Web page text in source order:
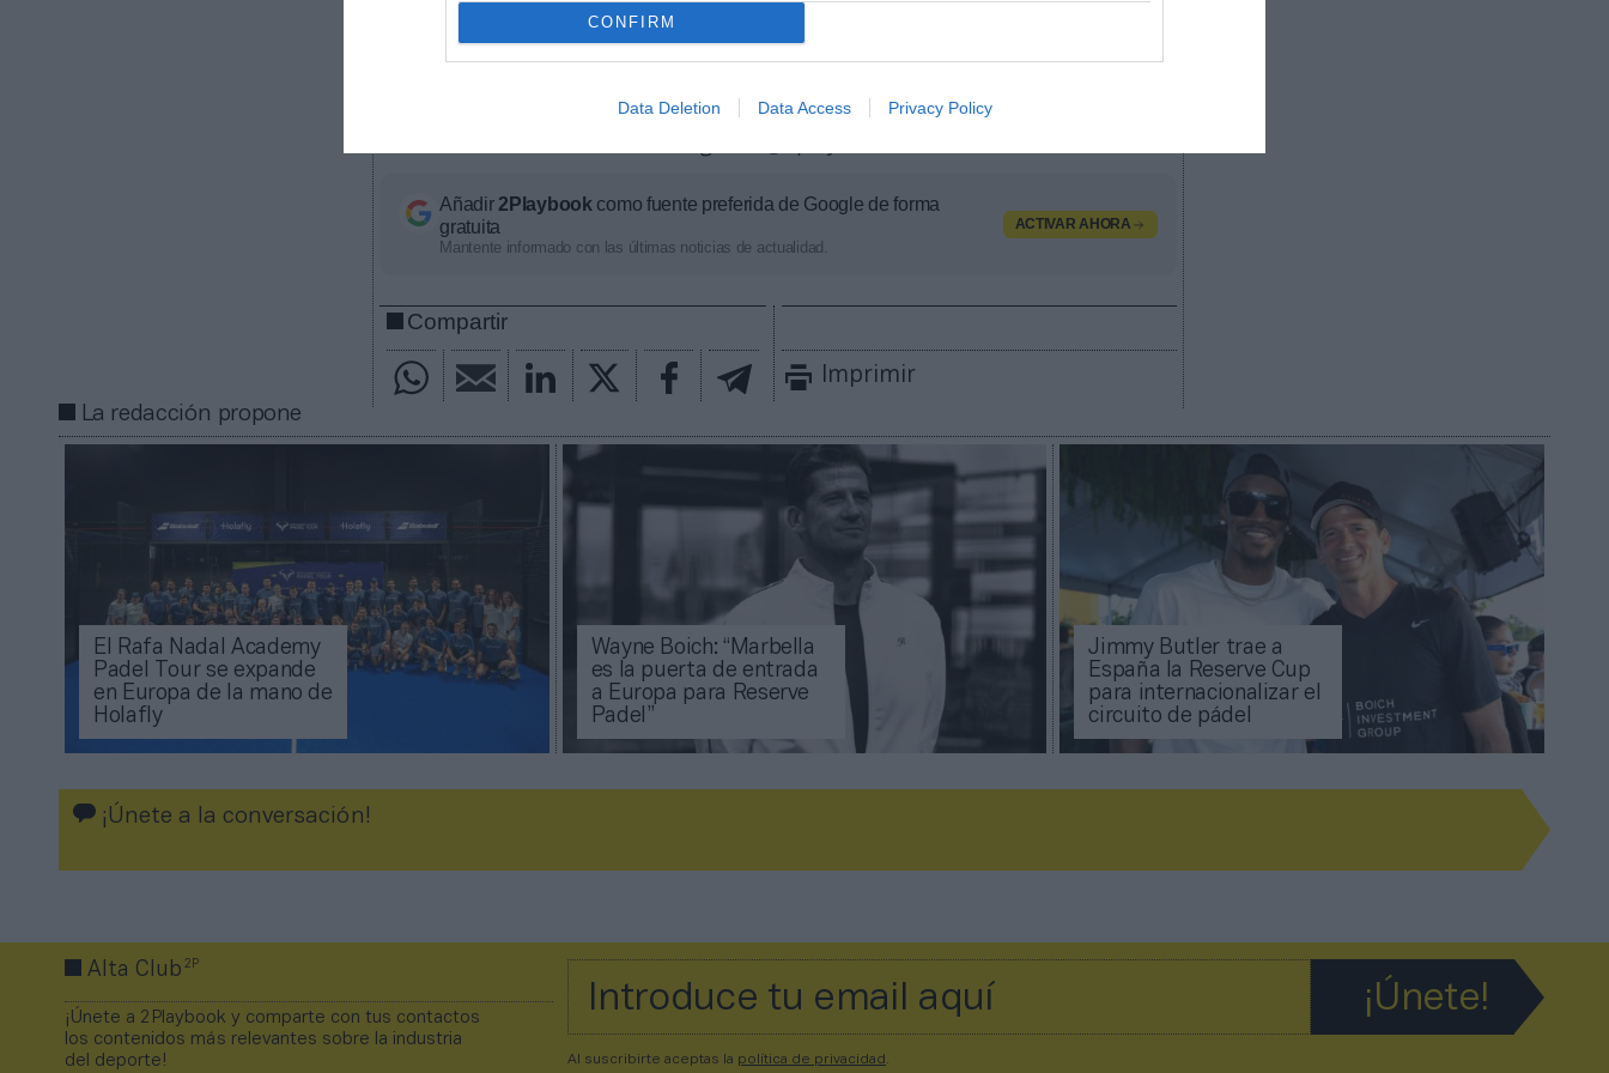
CONFIRM
Data Deletion Data Access Privacy Policy
2Playbook, cuya plataforma de datos monitoriza en tiempo real el negocio de
europeas; 22 clubes de ACB y Primera FEB. Si quieres más información,
Añadir2Playbook como fuente preferida de Google de forma
gratuita
Mantente informado con las últimas noticias de actualidad.
ACTIVAR AHORA
Compartir
Imprimir
La redacción propone
El Rafa Nadal Academy
Padel Tour se expande
en Europa de la mano de
Holafly
Wayne Boich: “Marbella
es la puerta de entrada
a Europa para Reserve
Padel”
Jimmy Butler trae a
España la Reserve Cup
para internacionalizar el
circuito de pádel
¡Únete a la conversación!
Alta Club2P
¡Únete a 2Playbook y comparte con tus contactos
los contenidos más relevantes sobre la industria
del deporte!
Al suscribirte aceptas la política de privacidad